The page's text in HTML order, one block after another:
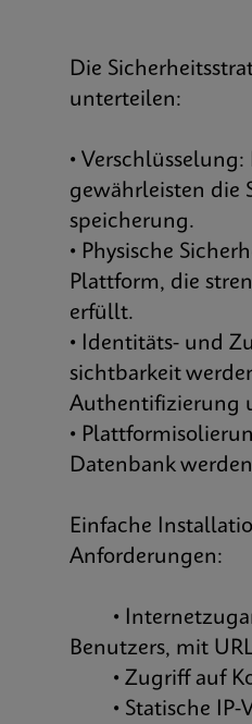
Die
unterteilen:
•
gewährleisten die
speicherung.
• Physische
Plattform, die
erfüllt.
• Identitäts- und
sichtbarkeit
Authentifizierung
•
Datenbank
Einfache
Anforderungen:
•
Benutzers, mit
• Zugriff auf
• Statische IP-